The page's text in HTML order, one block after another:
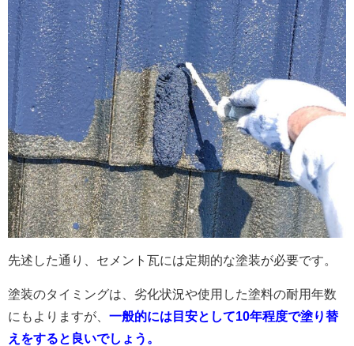
先述した通り、セメント瓦には定期的な塗装が必要です。
塗装のタイミングは、劣化状況や使用した塗料の耐用年数
にもよりますが、 一般的には目安として10年程度で塗り替
えをすると良いでしょう。